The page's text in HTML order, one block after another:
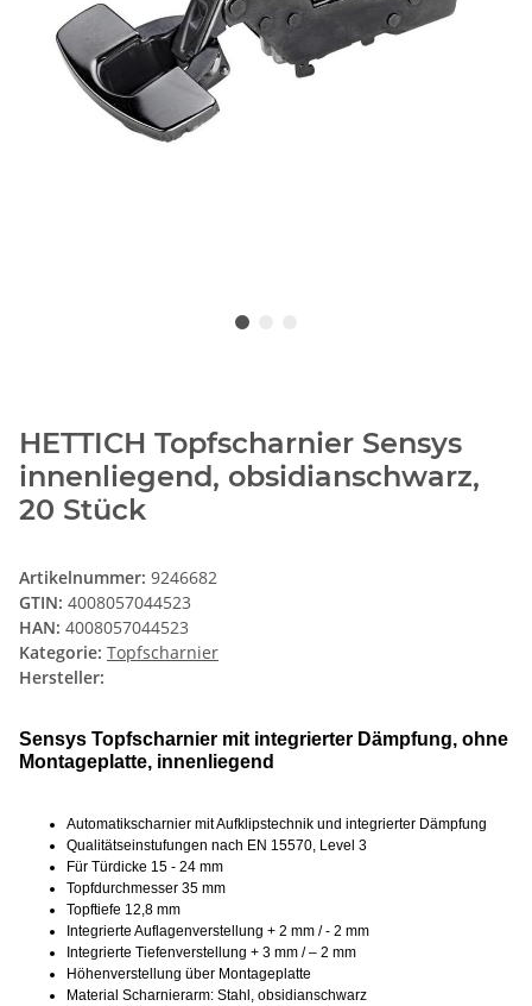
HETTICH Topfscharnier Sensys
innenliegend, obsidianschwarz,
20 Stück
Artikelnummer: 9246682
GTIN: 4008057044523
HAN: 4008057044523
Kategorie: Topfscharnier
Hersteller:
Sensys Topfscharnier mit integrierter Dämpfung, ohne
Montageplatte, innenliegend
Automatikscharnier mit Aufklipstechnik und integrierter Dämpfung
Qualitätseinstufungen nach EN 15570, Level 3
Für Türdicke 15 - 24 mm
Topfdurchmesser 35 mm
Topftiefe 12,8 mm
Integrierte Auflagenverstellung + 2 mm / - 2 mm
Integrierte Tiefenverstellung + 3 mm / – 2 mm
Höhenverstellung über Montageplatte
Material Scharnierarm: Stahl, obsidianschwarz